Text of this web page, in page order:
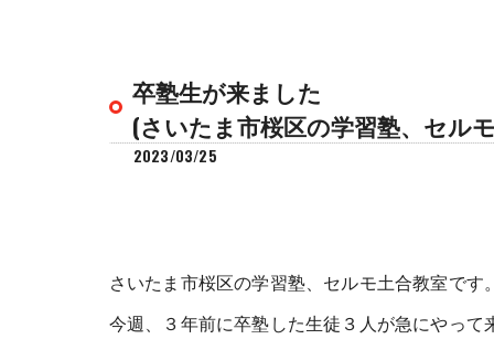
卒塾生が来ました
(さいたま市桜区の学習塾、セル
2023/03/25
さいたま市桜区の学習塾、セルモ土合教室です
今週、３年前に卒塾した生徒３人が急にやっ